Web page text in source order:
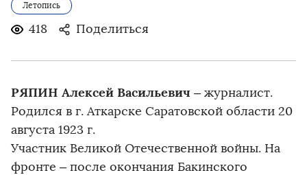
Летопись
418 Поделиться
РЯПИН Алексей Васильевич – журналист.
Родился в г. Аткарске Саратовской области 20
августа 1923 г.
Участник Великой Отечественной войны. На
фронте – после окончания Бакинского